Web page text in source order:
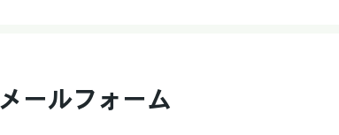
メールフォーム